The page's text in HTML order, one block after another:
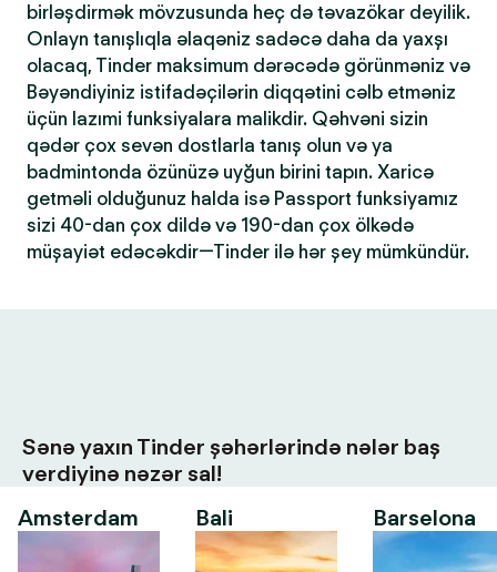
birləşdirmək mövzusunda heç də təvazökar deyilik.
Onlayn tanışlıqla əlaqəniz sadəcə daha da yaxşı
olacaq, Tinder maksimum dərəcədə görünməniz və
Bəyəndiyiniz istifadəçilərin diqqətini cəlb etməniz
üçün lazımi funksiyalara malikdir. Qəhvəni sizin
qədər çox sevən dostlarla tanış olun və ya
badmintonda özünüzə uyğun birini tapın. Xaricə
getməli olduğunuz halda isə Passport funksiyamız
sizi 40-dan çox dildə və 190-dan çox ölkədə
müşayiət edəcəkdir—Tinder ilə hər şey mümkündür.
Sənə yaxın Tinder şəhərlərində nələr baş
verdiyinə nəzər sal!
Amsterdam
Bali Barselona